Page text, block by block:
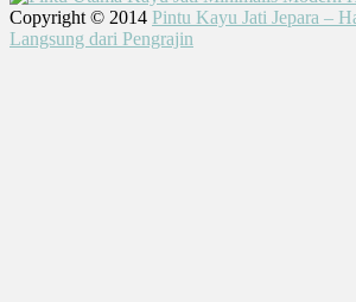
Copyright © 2014 Pintu Kayu Jati Jepara –
Langsung dari Pengrajin